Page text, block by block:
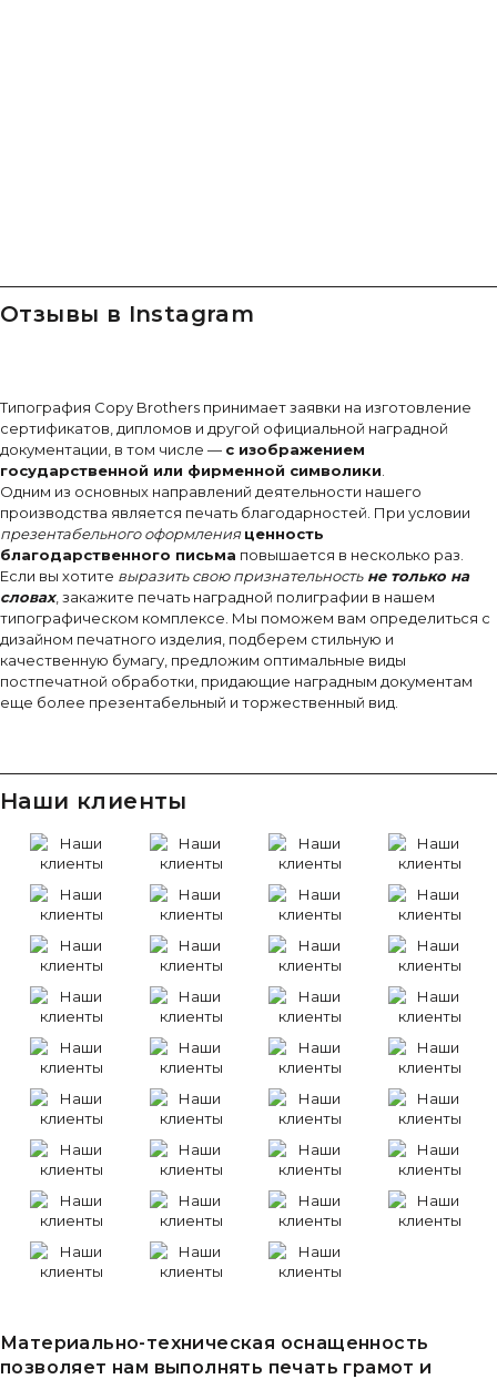
Отзывы в Instagram
Типография Copy Brothers принимает заявки на изготовление
сертификатов, дипломов и другой официальной наградной
документации, в том числе — с изображением
государственной или фирменной символики
Одним из основных направлений деятельности нашего
производства является печать благодарностей. При условии
презентабельного оформленияценность
благодарственного письма повышается в несколько раз.
Если вы хотите выразить свою признательностьне только на
словах, закажите печать наградной полиграфии в нашем
типографическом комплексе. Мы поможем вам определиться с
дизайном печатного изделия, подберем стильную и
качественную бумагу, предложим оптимальные виды
постпечатной обработки, придающие наградным документам
еще более презентабельный и торжественный вид.
Наши клиенты
Материально-техническая оснащенность
позволяет нам выполнять печать грамот и